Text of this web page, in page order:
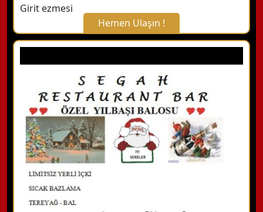
Girit ezmesi
Hemen Ulaşın !
X Kapat
WhatsApp ile Bilgi Alın
Hemen Arayın
Detaylı Bilgi Alın